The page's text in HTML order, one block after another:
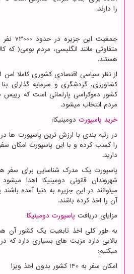
را دارند.
جمعیت
متفاوتی مانند انگلیسی، مردم بومی( که
هستند.
از نظر سیاسی اقتصادی کشوری کاملا امن
کشاورزی، گردشگری و سرمایه گذارای
کشور دموکراسی پارلمانی است که
مردم انتخاب میشود.
خرید پاسپورت دومینیکا:
دارید.
پاسپورت یک مدرک شناسایی برای سفر
شهروندان قانونی دومینیکا اهدا
میتوانند در این جزیره به دنیا آمده
آن را اخذ کرده باشند.
مزایای دریافت پاسپورت دومینیکا:
به طور کلی اخذ تابعیت یک کشور آن
بالایی دارد مزیت های بسیاری دارد که در
میکنیم:
امکان سفر به 140 کشور بدون اخذ ویزا